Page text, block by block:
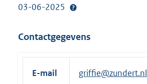
03-06-2025
Contactgegevens
E-mail griffie@zundert.nl